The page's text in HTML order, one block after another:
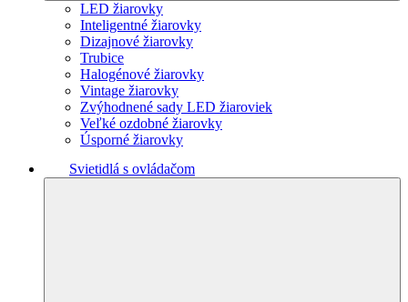
LED žiarovky
Inteligentné žiarovky
Dizajnové žiarovky
Trubice
Halogénové žiarovky
Vintage žiarovky
Zvýhodnené sady LED žiaroviek
Veľké ozdobné žiarovky
Úsporné žiarovky
Svietidlá s ovládačom